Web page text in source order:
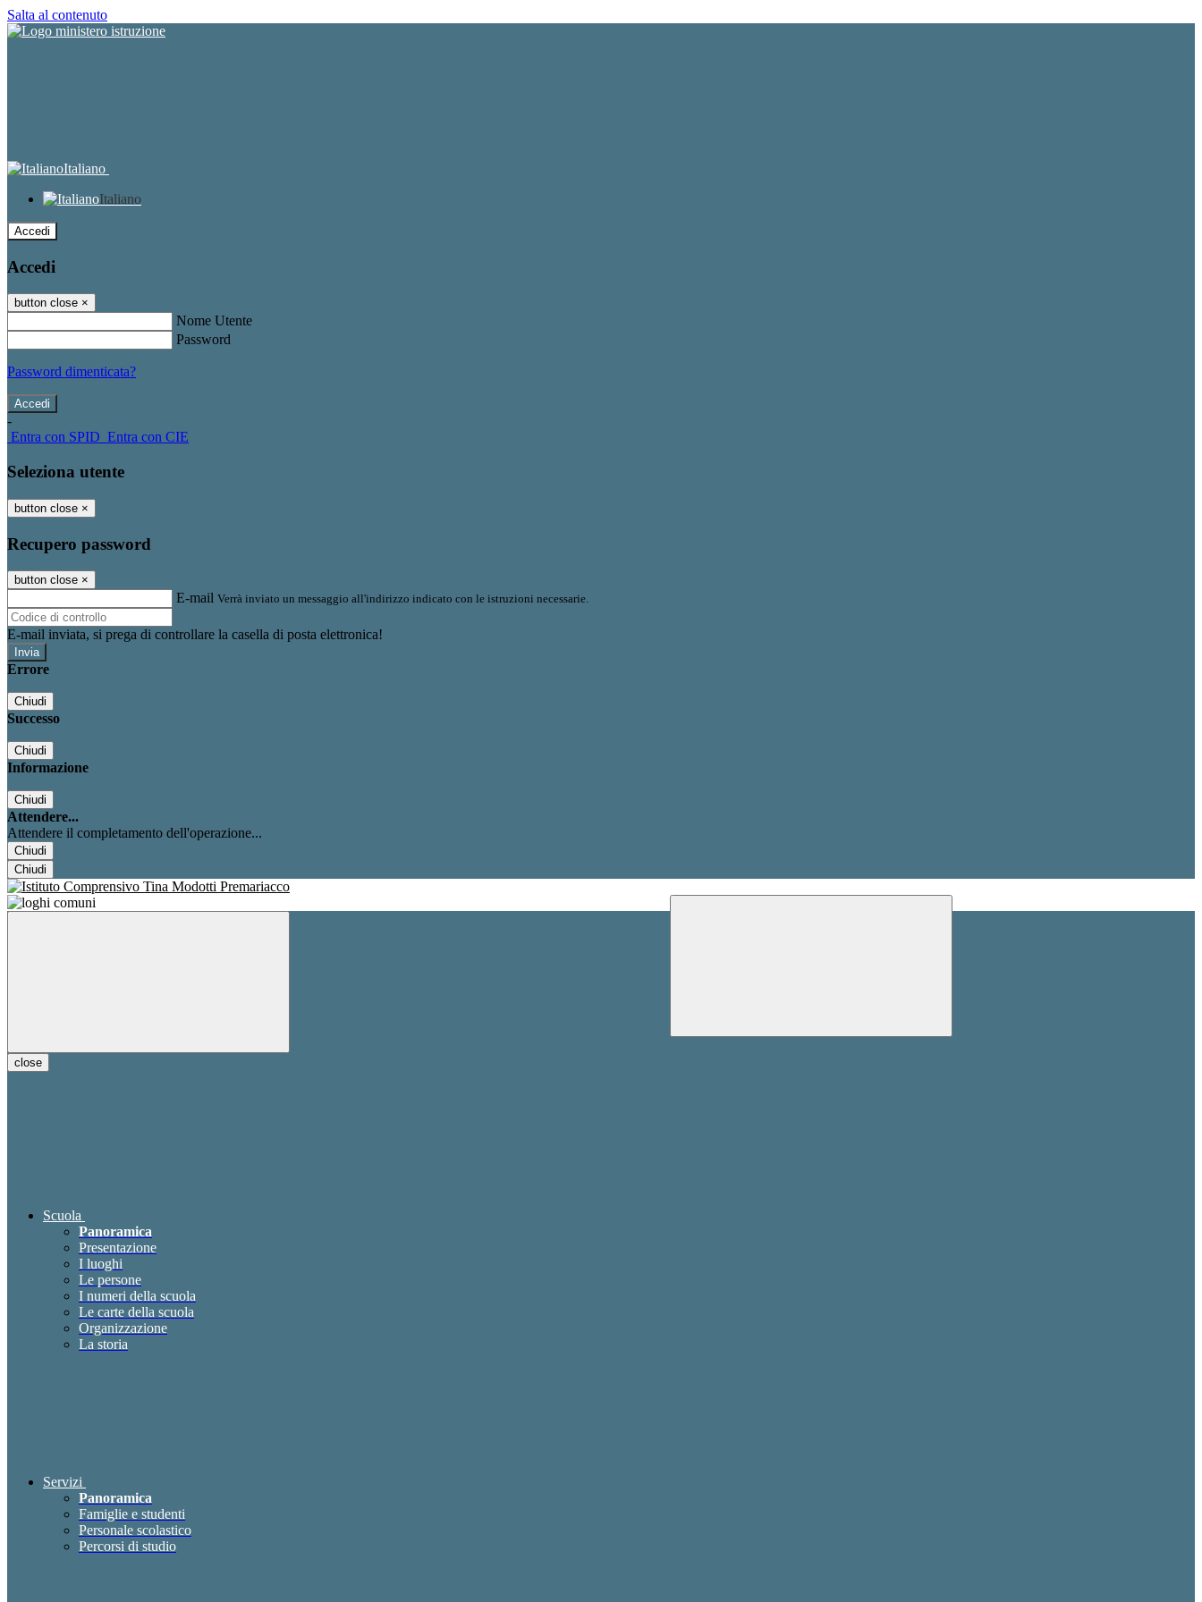
Salta al contenuto
Italiano
Italiano
Accedi
Accedi
button close ×
Nome Utente
Password
Password dimenticata?
-
Entra con SPID Entra con CIE
Seleziona utente
button close ×
Recupero password
button close ×
E-mail Verrà inviato un messaggio all'indirizzo indicato con le istruzioni necessarie.
E-mail inviata, si prega di controllare la casella di posta elettronica!
Errore
Chiudi
Successo
Chiudi
Informazione
Chiudi
Attendere...
Attendere il completamento dell'operazione...
Chiudi
Chiudi
close
Scuola
Panoramica
Presentazione
I luoghi
Le persone
I numeri della scuola
Le carte della scuola
Organizzazione
La storia
Servizi
Panoramica
Famiglie e studenti
Personale scolastico
Percorsi di studio